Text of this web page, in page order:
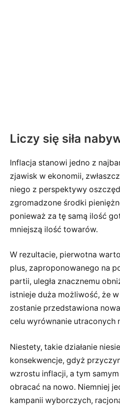
Liczy się siła
Inflacja stanowi jedno z
zjawisk w ekonomii,
niego z perspektywy
zgromadzone środki
ponieważ za tę samą ilość
mniejszą ilość towarów.
W rezultacie, pierwotna
plus, zaproponowanego na
partii, uległa znacznemu
istnieje duża możliwość, że
zostanie przedstawiona
celu wyrównanie utraconych
Niestety, takie działanie
konsekwencje, gdyż
wzrostu inflacji, a tym samym
obracać na nowo. Niemniej
kampanii wyborczych,